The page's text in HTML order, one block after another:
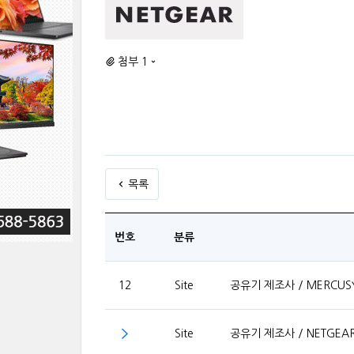
첨부 1
목록
번호 분류
12 Site 공유기 제조사 /
Site 공유기 제조사 /